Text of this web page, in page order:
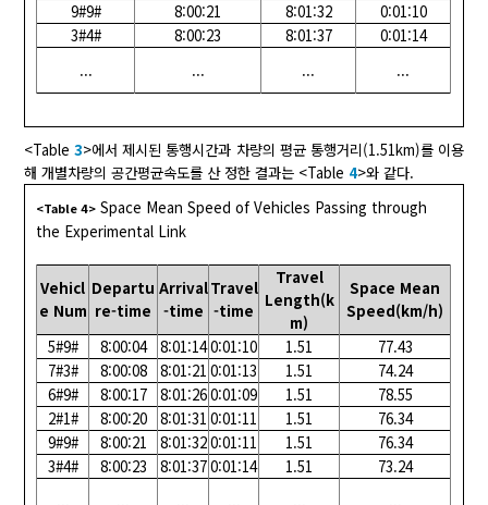
9#9#
8:00:21 8:01:32
0:01:10
3#4#
8:00:23 8:01:37
0:01:14
...
... ... ...
<Table3>에서 제시된 통행시간과 차량의 평균 통행거리(1.51km)를 이용
해 개별차량의 공간평균속도를 산 정한 결과는 <Table 4>와 같다.
<Table 4> Space Mean Speed of Vehicles Passing through
the Experimental Link
Vehicl
e Num
Departu
re-time
Arrival
-time
Travel
-time
Travel
Length(k
m)
Space Mean
Speed(km/h)
5#9#
8:00:04 8:01:140:01:10 1.51
77.43
7#3#
8:00:08 8:01:21 0:01:13 1.51
74.24
6#9#
8:00:17 8:01:260:01:09 1.51
78.55
2#1#
8:00:20 8:01:31 0:01:11 1.51
76.34
9#9#
8:00:21 8:01:320:01:11 1.51
76.34
3#4#
8:00:23 8:01:370:01:14 1.51
73.24